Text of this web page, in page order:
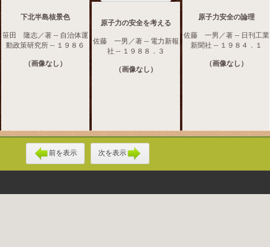
下北半島核景色
笹田 隆志／著 -- 自治体運
動政策研究所 -- １９８６
（画像なし）
原子力の安全を考える
佐藤 一男／著 -- 電力新報
社 -- １９８８．３
（画像なし）
原子力安全の論理
佐藤 一男／著 -- 日刊工業
新聞社 -- １９８４．１
（画像なし）
前を表示 次を表示